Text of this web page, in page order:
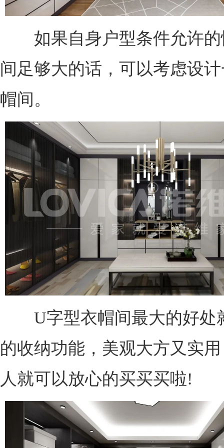
如果自身户型条件允许的
间足够大的话，可以考虑设
帽间。
U字型衣帽间最大的好处
的收纳功能，美观大方又实
人就可以放心的买买买啦!